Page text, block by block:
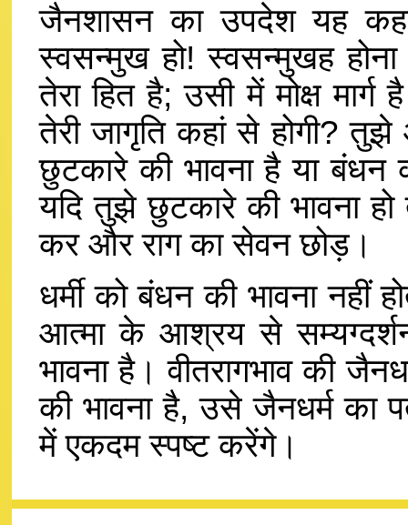
जैनशासन का उपदेश यह
स्वसन्मुख हो! स्वसन्मुखह
तेरा हित है; उसी में मोक्ष
तेरी जागृति कहां से होगी?
छुटकारे की भावना है या बंधन
यदि तुझे छुटकारे की भावना
कर और राग का सेवन छोड़।
धर्मी को बंधन की भावना नहीं
आत्मा के आश्रय से सम्यग्दर्शन-
भावना है। वीतरागभाव की
की भावना है, उसे जैनधर्म का
में एकदम स्पष्ट करेंगे।